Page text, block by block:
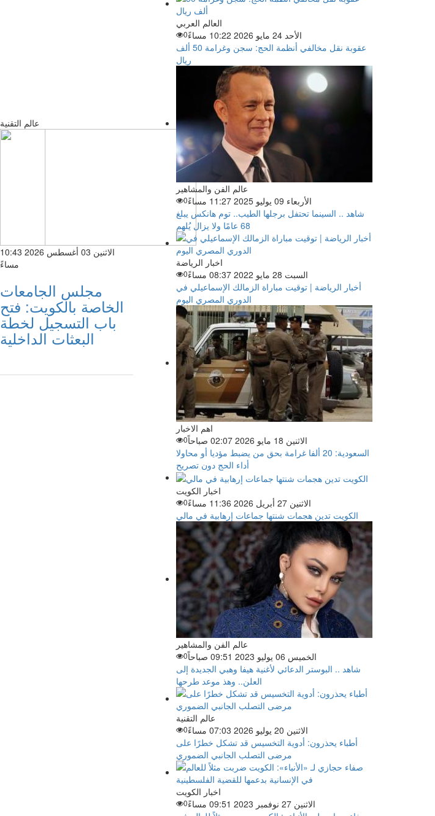
عالم التقنية
الاثنين 03 أغسطس 2026 10:43
مساءً
مجلس الجامعات
الخاصة بالكويت: فتح
باب التسجيل لخطة
البعثات الداخلية
العالم العربي
الأحد 24 مايو 2026 10:22 مساءً
0
عقوبة نقل مخالفي أنظمة الحج: سجن وغرامة 50 ألف
ريال
عالم الفن والمشاهير
الأربعاء 09 يوليو 2025 11:27 مساءً
0
شاهد .. السينما تحتفل برجلها الطيب.. توم هانكس يبلغ
68 عامًا ولا يزال يُلهم
اخبار الرياضة
السبت 28 مايو 2022 08:37 مساءً
0
أخبار الرياضة | توقيت مباراة الزمالك الإسماعيلي في
الدوري المصري اليوم
اهم الاخبار
الاثنين 18 مايو 2026 02:07 صباحاً
0
السعودية: 20 ألفا غرامة بحق من يضبط مؤديا أو محاولا
أداء الحج دون تصريح
اخبار الكويت
الاثنين 27 أبريل 2026 11:36 مساءً
0
الكويت تدين هجمات شنتها جماعات إرهابية في مالي
عالم الفن والمشاهير
الخميس 06 يوليو 2023 09:51 صباحاً
0
شاهد .. البوستر الدعائي لأغنية هيفا وهبي الجديدة إلى
العلن.. وهذ موعد طرحها
عالم التقنية
الاثنين 20 يوليو 2026 07:03 مساءً
0
أطباء يحذرون: أدوية التخسيس قد تشكل خطرًا على
مرضى التصلب الجانبي الضموري
اخبار الكويت
الاثنين 27 نوفمبر 2023 09:51 مساءً
0